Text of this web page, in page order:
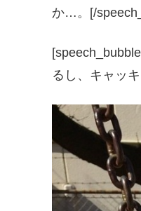
か…。[/
るし、キャッ